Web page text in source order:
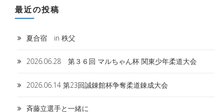
最近の投稿
夏合宿 in 秩父
2026.06.28 第３６回 マルちゃん杯 関東少年柔道大会
2026.06.14 第23回誠錬館杯争奪柔道錬成大会
斉藤立選手と一緒に